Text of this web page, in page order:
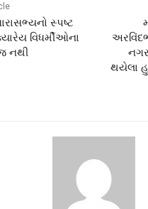
સ્પષ્ટ
વિધર્મીઓના
નથી
થયેલા